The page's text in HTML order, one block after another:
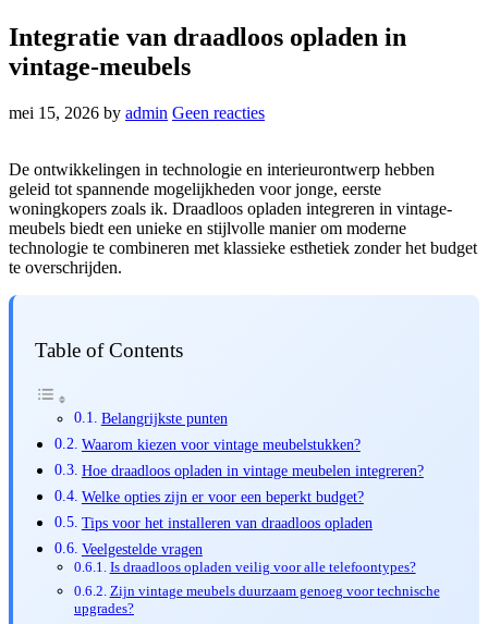
Integratie van draadloos opladen in
vintage-meubels
mei 15, 2026 by admin Geen reacties
De ontwikkelingen in technologie en interieurontwerp hebben
geleid tot spannende mogelijkheden voor jonge, eerste
woningkopers zoals ik. Draadloos opladen integreren in vintage-
meubels biedt een unieke en stijlvolle manier om moderne
technologie te combineren met klassieke esthetiek zonder het budget
te overschrijden.
Table of Contents
Belangrijkste punten
Waarom kiezen voor vintage meubelstukken?
Hoe draadloos opladen in vintage meubelen integreren?
Welke opties zijn er voor een beperkt budget?
Tips voor het installeren van draadloos opladen
Veelgestelde vragen
Is draadloos opladen veilig voor alle telefoontypes?
Zijn vintage meubels duurzaam genoeg voor technische
upgrades?